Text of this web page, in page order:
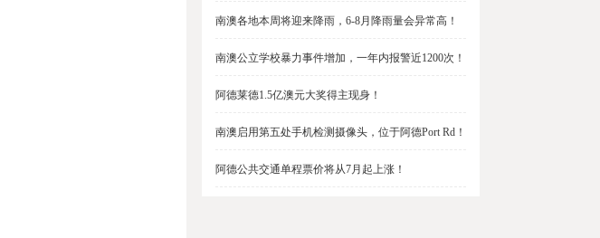
南澳各地本周将迎来降雨，6-8月降雨量会异常高！
南澳公立学校暴力事件增加，一年内报警近1200次！
阿德莱德1.5亿澳元大奖得主现身！
南澳启用第五处手机检测摄像头，位于阿德Port Rd！
阿德公共交通单程票价将从7月起上涨！